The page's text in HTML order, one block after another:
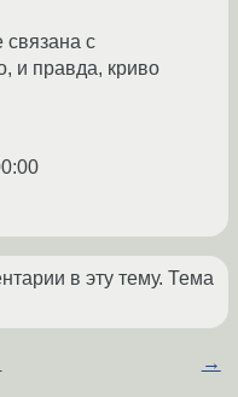
связана c
и правда, криво
в эту тему. Тема
→